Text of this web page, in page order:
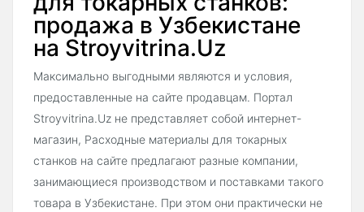
продажа в Узбекистане
на Stroyvitrina.Uz
Максимально выгодными являются и условия,
предоставленные на сайте продавцам. Портал
Stroyvitrina.Uz не представляет собой интернет-
магазин, Расходные материалы для токарных
станков на сайте предлагают разные компании,
занимающиеся производством и поставками такого
товара в Узбекистане. При этом они практически не